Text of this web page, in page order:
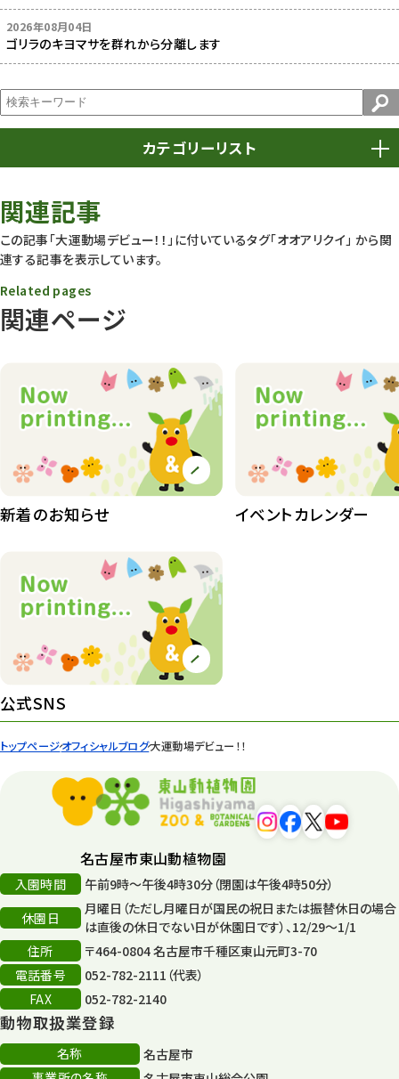
トップページオフィシャルブログ大運動場デビュー！！
2026年08月04日
ゴリラのキヨマサを群れから分離します
カテゴリーリスト
動物園
動物園長のZooコラム
動物園その他
407
植物園長の庭
植物園 その他 423
83
イベント
園内の様子
遊園地 6
平和公園
再生
再生フォーラム 14
80周年
その他
その他イベント
スカイタワー
関連記事
この記事「大運動場デビュー！！」に付いているタグ「オオアリクイ」 から関
連する記事を表示しています。
関連ページ
Related pages
新着のお知らせ イベントカレンダー
公式SNS
名古屋市東山動植物園
入園時間
午前9時～午後4時30分（閉園は午後4時50分）
休園日
月曜日（ただし月曜日が国民の祝日または振替休日の場合
は直後の休日でない日が休園日です）、12/29～1/1
住所
〒464-0804 名古屋市千種区東山元町3-70
電話番号
052-782-2111（代表）
FAX
052-782-2140
動物取扱業登録
名称
名古屋市